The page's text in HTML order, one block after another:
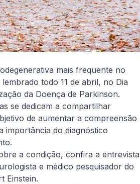
mais frequente no
todo 11 de abril, no Dia
da Doença de Parkinson.
se dedicam a compartilhar
de aumentar a compreensão
importância do diagnóstico
a condição, confira a entrevista
e médico pesquisador do
Einstein.